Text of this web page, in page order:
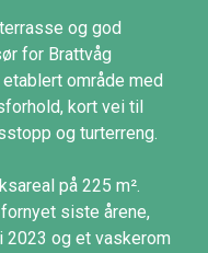
og god
for Brattvåg
område med
kort vei til
og turterreng.
på 225 m².
siste årene,
2023 og et vaskerom